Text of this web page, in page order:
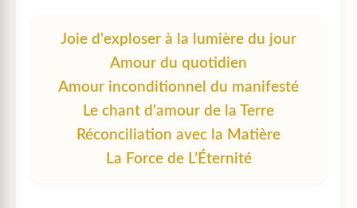
Joie d'exploser à la lumière du jour
Amour du quotidien
Amour inconditionnel du manifesté
Le chant d'amour de la Terre
Réconciliation avec la Matière
La Force de L’Éternité